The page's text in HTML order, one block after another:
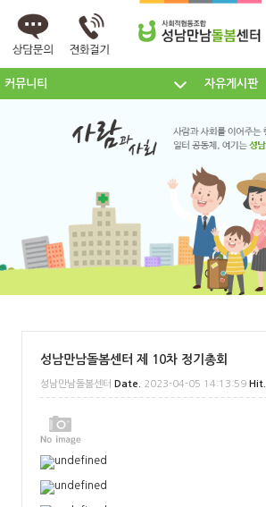
커뮤니티 자유게시판
성남만남돌봄센터 제 10차 정기총회
성남만남돌봄센터 Date. 2023-04-05 14:13:59 Hit.